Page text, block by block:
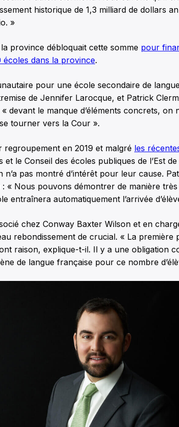
historique de 1,3 milliard de dollars
»
province débloquait cette somme pour
écoles dans la province.
pour une école secondaire de
de Jennifer Larocque, et Patrick
devant le manque d’éléments concrets, on
tourner vers la Cour ».
regroupement en 2019 et malgré les
le Conseil des écoles publiques de l’Est de
pas montré d’intérêt pour leur cause.
« Nous pouvons démontrer de manière
entraînera automatiquement l’arrivée
chez Conway Baxter Wilson et en
rebondissement de crucial. « La première
raison, explique-t-il. Il y a une obligation
de langue française pour ce nombre